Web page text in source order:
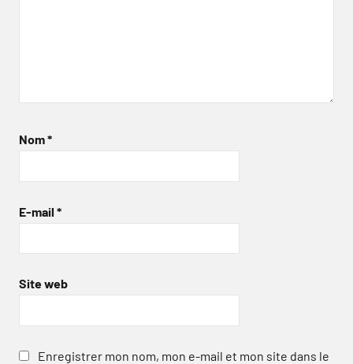
Nom*
E-mail *
Site web
Enregistrer mon nom, mon e-mail et mon site dans le